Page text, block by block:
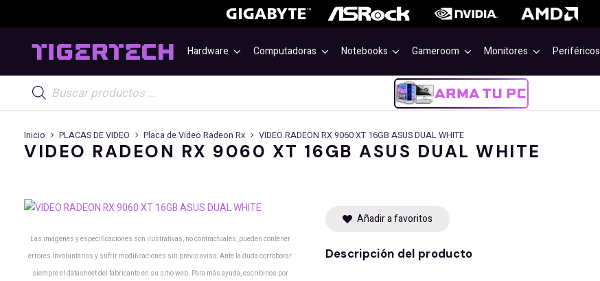
Hardware Computadoras Notebooks Gameroom Monitores Periféricos
Búsqueda
de
productos
Inicio PLACAS DE VIDEO Placa de Video Radeon Rx VIDEO RADEON RX 9060 XT 16GB ASUS DUAL WHITE
VIDEO RADEON RX 9060 XT 16GB ASUS DUAL WHITE
Las imágenes y especificaciones son ilustrativas, no contractuales, pueden contener
errores involuntarios y sufrir modificaciones sin previo aviso. Ante la duda corroborar
siempre el datasheet del fabricante en su sitio web. Para más ayuda, escribinos por
Añadir a favoritos
Descripción del producto